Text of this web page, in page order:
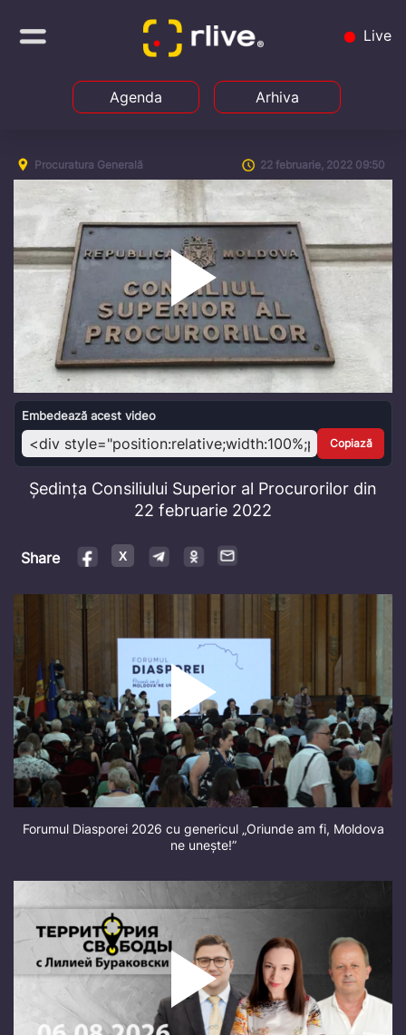
Live
Agenda Arhiva
Procuratura Generală 22 februarie, 2022 09:50
Play
Video
Embedează acest video
Copiază
Ședința Consiliului Superior al Procurorilor din
22 februarie 2022
Share
Forumul Diasporei 2026 cu genericul „Oriunde am fi, Moldova
ne unește!”